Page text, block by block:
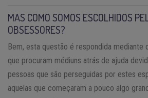
MAS COMO SOMOS ESCOLHIDOS
OBSESSORES?
Bem, esta questão é respondida mediante
que procuram médiuns atrás de ajuda
pessoas que são perseguidas por estes
aquelas que começaram a pouco algo